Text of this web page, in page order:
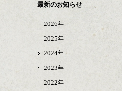
最新のお知らせ
2026年
2025年
2024年
2023年
2022年